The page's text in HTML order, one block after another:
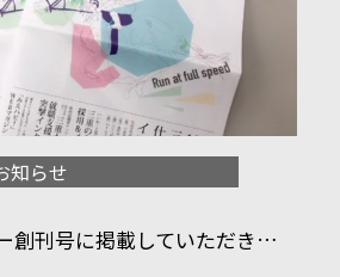
知らせ
創刊号に掲載していただき…